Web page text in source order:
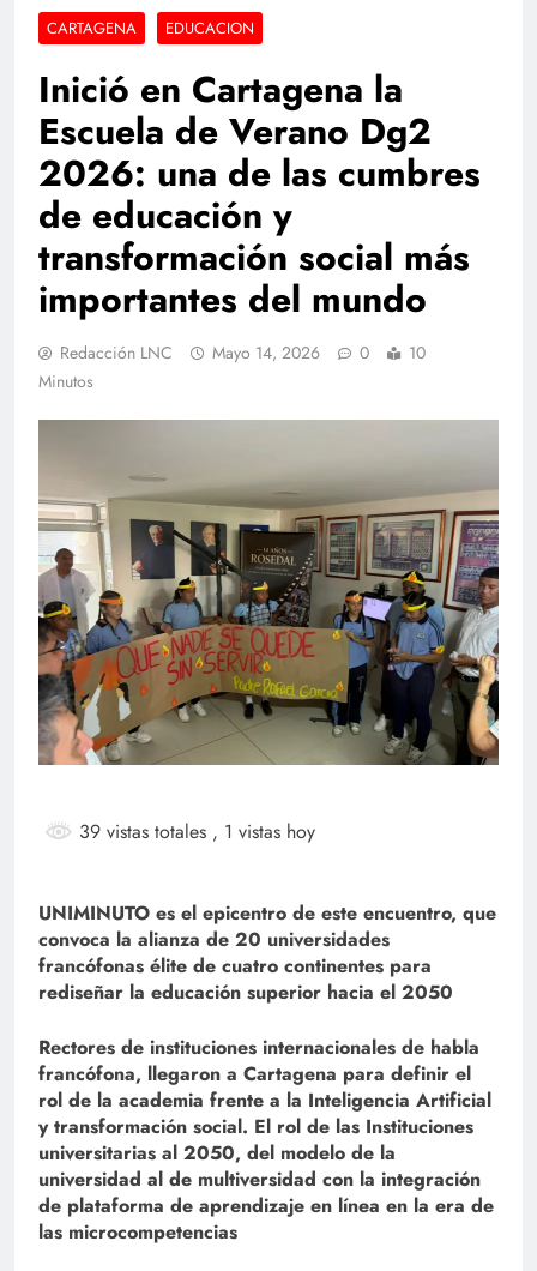
CARTAGENA EDUCACION
Inició en Cartagena la
Escuela de Verano Dg2
2026: una de las cumbres
de educación y
transformación social más
importantes del mundo
Redacción LNC Mayo 14, 2026 0
10
Minutos
39 vistas totales , 1 vistas hoy
UNIMINUTO es el epicentro de este encuentro, que
convoca la alianza de 20 universidades
francófonas élite de cuatro continentes para
rediseñar la educación superior hacia el 2050
Rectores de instituciones internacionales de habla
francófona, llegaron a Cartagena para definir el
rol de la academia frente a la Inteligencia Artificial
y transformación social. El rol de las Instituciones
universitarias al 2050, del modelo de la
universidad al de multiversidad con la integración
de plataforma de aprendizaje en línea en la era de
las microcompetencias